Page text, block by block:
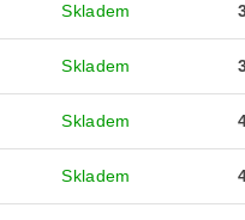
Skladem
Skladem
Skladem
Skladem